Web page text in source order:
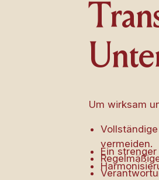
Um wirksam
vermeiden.
Ein